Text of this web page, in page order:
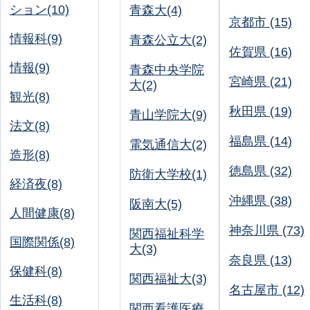
ション(10)
情報科(9)
情報(9)
観光(8)
法文(8)
造形(8)
経済夜(8)
人間健康(8)
国際関係(8)
保健科(8)
生活科(8)
青森大(4)
青森公立大(2)
青森中央学院
大(2)
青山学院大(9)
電気通信大(2)
防衛大学校(1)
阪南大(5)
関西福祉科学
大(3)
関西福祉大(3)
京都市 (15)
佐賀県 (16)
宮崎県 (21)
秋田県 (19)
福島県 (14)
徳島県 (32)
沖縄県 (38)
神奈川県 (73)
奈良県 (13)
名古屋市 (12)